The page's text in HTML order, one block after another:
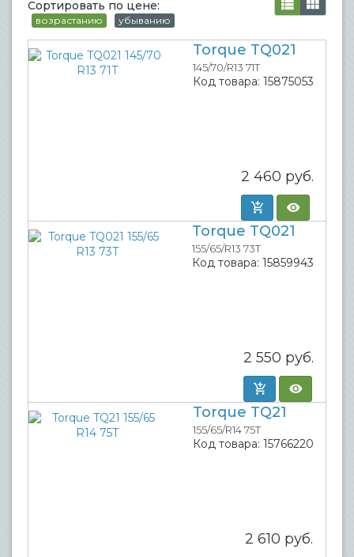
Сортировать по цене:
возрастанию убыванию
Torque TQ021
145/70/R13 71T
Код товара: 15875053
2 460 руб.
Torque TQ021
155/65/R13 73T
Код товара: 15859943
2 550 руб.
Torque TQ21
155/65/R14 75T
Код товара: 15766220
2 610 руб.